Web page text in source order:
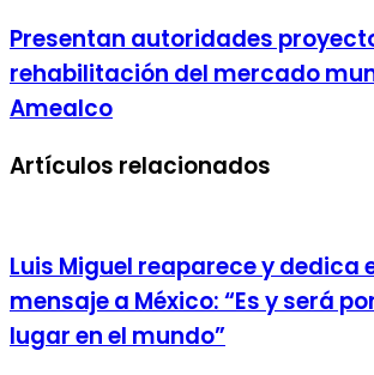
Presentan autoridades
rehabilitación del mercado
Amealco
Artículos relacionados
Luis Miguel reaparece y dedica
mensaje a México: “Es y será
lugar en el mundo”